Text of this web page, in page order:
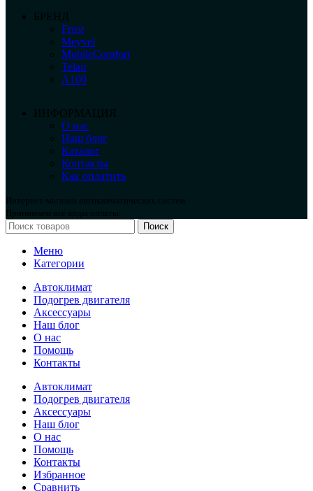
БРЕНД
Frost
Meyvel
MobileComfort
Telair
А100
ИНФОРМАЦИЯ
О нас
Наш блог
Каталог
Контакты
Как оплатить
Интернет-магазин автоклиматических систем.
Принимаем все виды оплаты.
Поиск
Меню
Категории
Автоклимат
Подогрев двигателя
Аксессуары
Наш блог
О нас
Помощь
Контакты
Автоклимат
Подогрев двигателя
Аксессуары
Наш блог
О нас
Помощь
Контакты
Избранное
Сравнить